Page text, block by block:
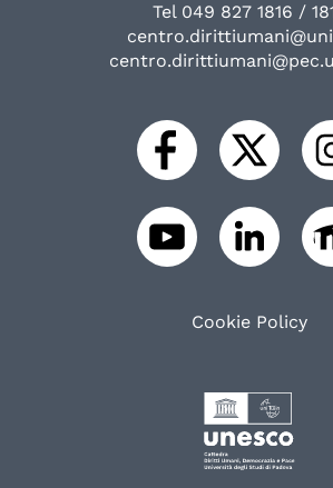
Tel 049 827 1816 /
Cookie Policy